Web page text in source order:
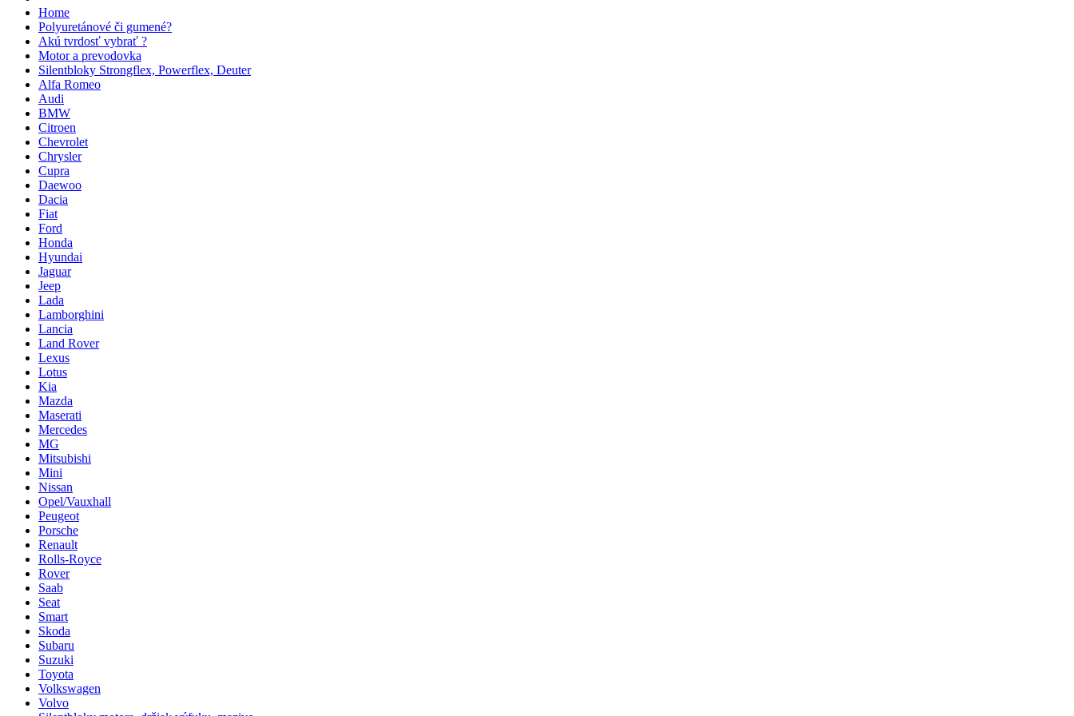
Home
Polyuretánové či gumené?
Akú tvrdosť vybrať ?
Motor a prevodovka
Silentbloky Strongflex, Powerflex, Deuter
Alfa Romeo
Audi
BMW
Citroen
Chevrolet
Chrysler
Cupra
Daewoo
Dacia
Fiat
Ford
Honda
Hyundai
Jaguar
Jeep
Lada
Lamborghini
Lancia
Land Rover
Lexus
Lotus
Kia
Mazda
Maserati
Mercedes
MG
Mitsubishi
Mini
Nissan
Opel/Vauxhall
Peugeot
Porsche
Renault
Rolls-Royce
Rover
Saab
Seat
Smart
Skoda
Subaru
Suzuki
Toyota
Volkswagen
Volvo